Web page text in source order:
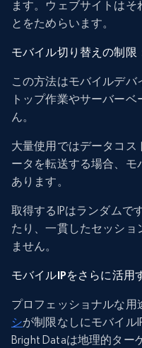
ます。ウェブサイトは
とをためらいます。
モバイル切り替えの制限
この方法はモバイルデバ
トップ作業やサーバー
ん。
大量使用ではデータコ
ータを転送する場合、
あります。
取得するIPはランダムで
たり、一貫したセッショ
ません。
モバイルIPをさらに活用
プロフェッショナルな用
シが制限なしにモバイル
Bright Dataは地理的ター